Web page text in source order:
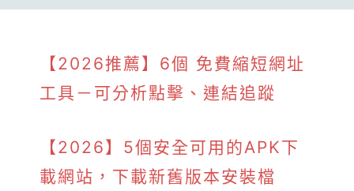
【2026推薦】6個 免費縮短網址
工具－可分析點擊、連結追蹤
【2026】5個安全可用的APK下
載網站，下載新舊版本安裝檔